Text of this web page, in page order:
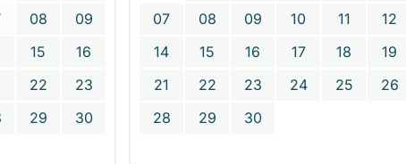
08
09
15
16
22
23
29
30
07
08 09 10 11 12
14
15 16 17 18 19
21
22 23 24 25 26
28
29 30